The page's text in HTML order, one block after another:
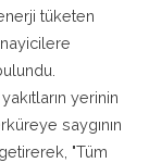
tüketen
yerinin
saygının
"Tüm